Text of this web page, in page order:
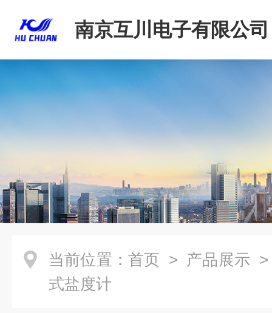
南京互川电子有限公司
当前位置： 首页 > 产品展示
式盐度计